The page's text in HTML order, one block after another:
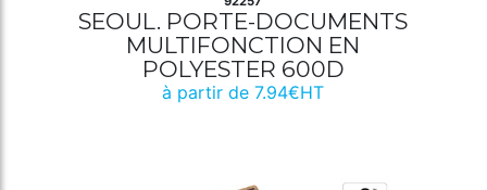
SEOUL. PORTE-DOCUMENTS
MULTIFONCTION EN
POLYESTER 600D
à partir de 7.94€HT